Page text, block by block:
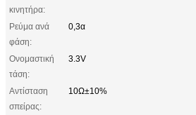
κινητήρα:
Ρεύμα ανά
φάση:
0,3α
Ονομαστική
τάση:
3.3V
Αντίσταση
σπείρας:
10Ω±10%